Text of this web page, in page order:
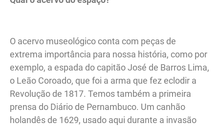
O acervo museológico conta com peças de
extrema importância para nossa história, como por
exemplo, a espada do capitão José de Barros Lima,
o Leão Coroado, que foi a arma que fez eclodir a
Revolução de 1817. Temos também a primeira
prensa do Diário de Pernambuco. Um canhão
holandês de 1629, usado aqui durante a invasão